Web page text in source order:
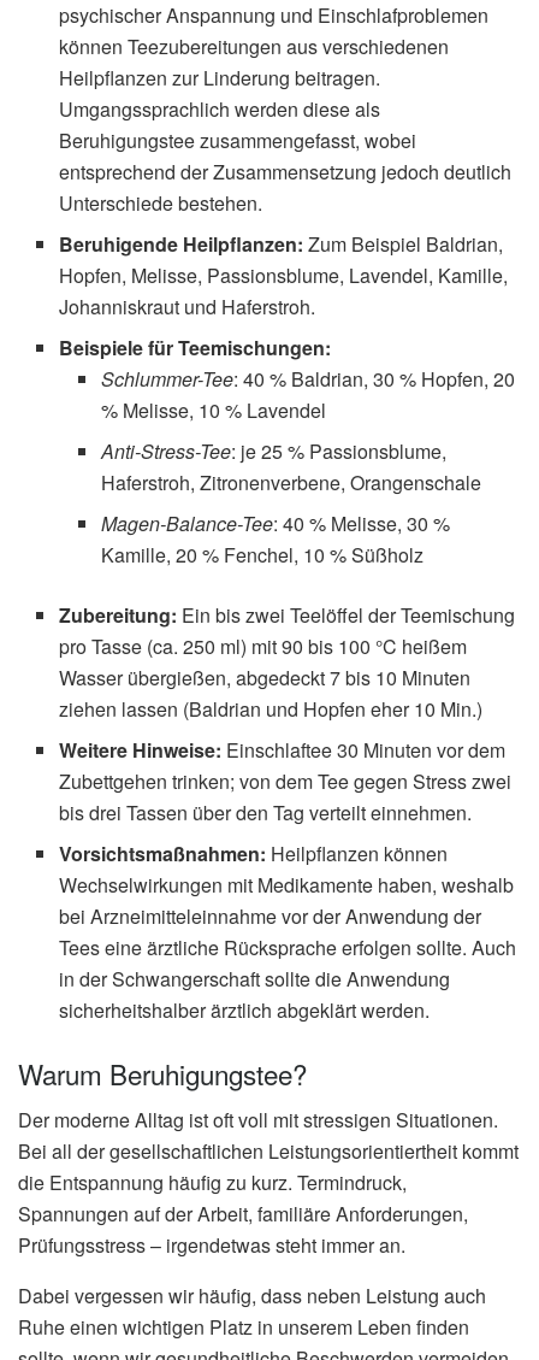
psychischer Anspannung und Einschlafproblemen
können Teezubereitungen aus verschiedenen
Heilpflanzen zur Linderung beitragen.
Umgangssprachlich werden diese als
Beruhigungstee zusammengefasst, wobei
entsprechend der Zusammensetzung jedoch deutlich
Unterschiede bestehen.
Beruhigende Heilpflanzen: Zum Beispiel Baldrian,
Hopfen, Melisse, Passionsblume, Lavendel, Kamille,
Johanniskraut und Haferstroh.
Beispiele für Teemischungen:
Schlummer-Tee: 40 % Baldrian, 30 % Hopfen, 20
% Melisse, 10 % Lavendel
Anti-Stress-Tee: je 25 % Passionsblume,
Haferstroh, Zitronenverbene, Orangenschale
Magen-Balance-Tee: 40 % Melisse, 30 %
Kamille, 20 % Fenchel, 10 % Süßholz
Zubereitung: Ein bis zwei Teelöffel der Teemischung
pro Tasse (ca. 250 ml) mit 90 bis 100 °C heißem
Wasser übergießen, abgedeckt 7 bis 10 Minuten
ziehen lassen (Baldrian und Hopfen eher 10 Min.)
Weitere Hinweise: Einschlaftee 30 Minuten vor dem
Zubettgehen trinken; von dem Tee gegen Stress zwei
bis drei Tassen über den Tag verteilt einnehmen.
Vorsichtsmaßnahmen: Heilpflanzen können
Wechselwirkungen mit Medikamente haben, weshalb
bei Arzneimitteleinnahme vor der Anwendung der
Tees eine ärztliche Rücksprache erfolgen sollte. Auch
in der Schwangerschaft sollte die Anwendung
sicherheitshalber ärztlich abgeklärt werden.
Warum Beruhigungstee?
Der moderne Alltag ist oft voll mit stressigen Situationen.
Bei all der gesellschaftlichen Leistungsorientiertheit kommt
die Entspannung häufig zu kurz. Termindruck,
Spannungen auf der Arbeit, familiäre Anforderungen,
Prüfungsstress – irgendetwas steht immer an.
Dabei vergessen wir häufig, dass neben Leistung auch
Ruhe einen wichtigen Platz in unserem Leben finden